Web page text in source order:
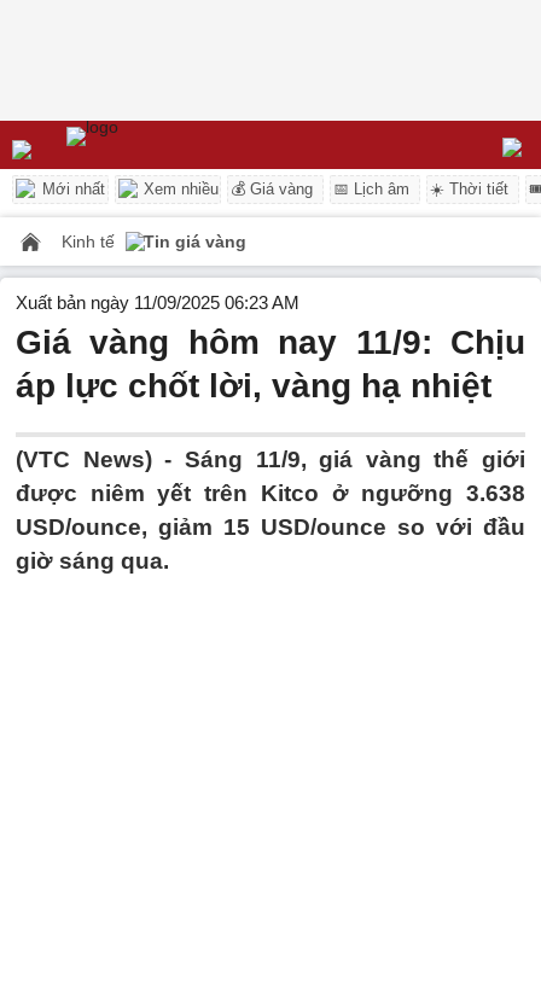
Mới nhất Xem nhiều 💰 Giá vàng 📅 Lịch âm ☀️ Thời tiết
Kinh tế Tin giá vàng
Xuất bản ngày 11/09/2025 06:23 AM
Giá vàng hôm nay 11/9: Chịu
áp lực chốt lời, vàng hạ nhiệt
(VTC News) - Sáng 11/9, giá vàng thế giới
được niêm yết trên Kitco ở ngưỡng 3.638
USD/ounce, giảm 15 USD/ounce so với đầu
giờ sáng qua.